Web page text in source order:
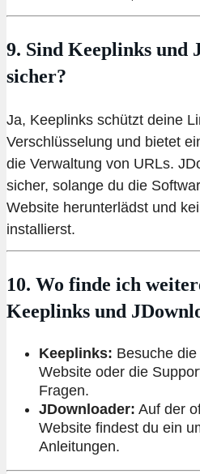
9. Sind Keeplinks und
sicher?
Ja, Keeplinks schützt deine
Verschlüsselung und bietet
die Verwaltung von URLs.
sicher, solange du die
Website herunterlädst und
installierst.
10. Wo finde ich
Keeplinks und
Keeplinks: Besuche
Website oder die
Fragen.
JDownloader: Auf der
Website findest du ein
Anleitungen.